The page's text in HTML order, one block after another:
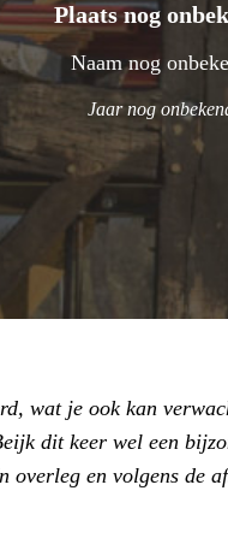
Plaats nog
Naam nog
Jaar nog
wat je ook kan
dit keer wel een
en volgens de